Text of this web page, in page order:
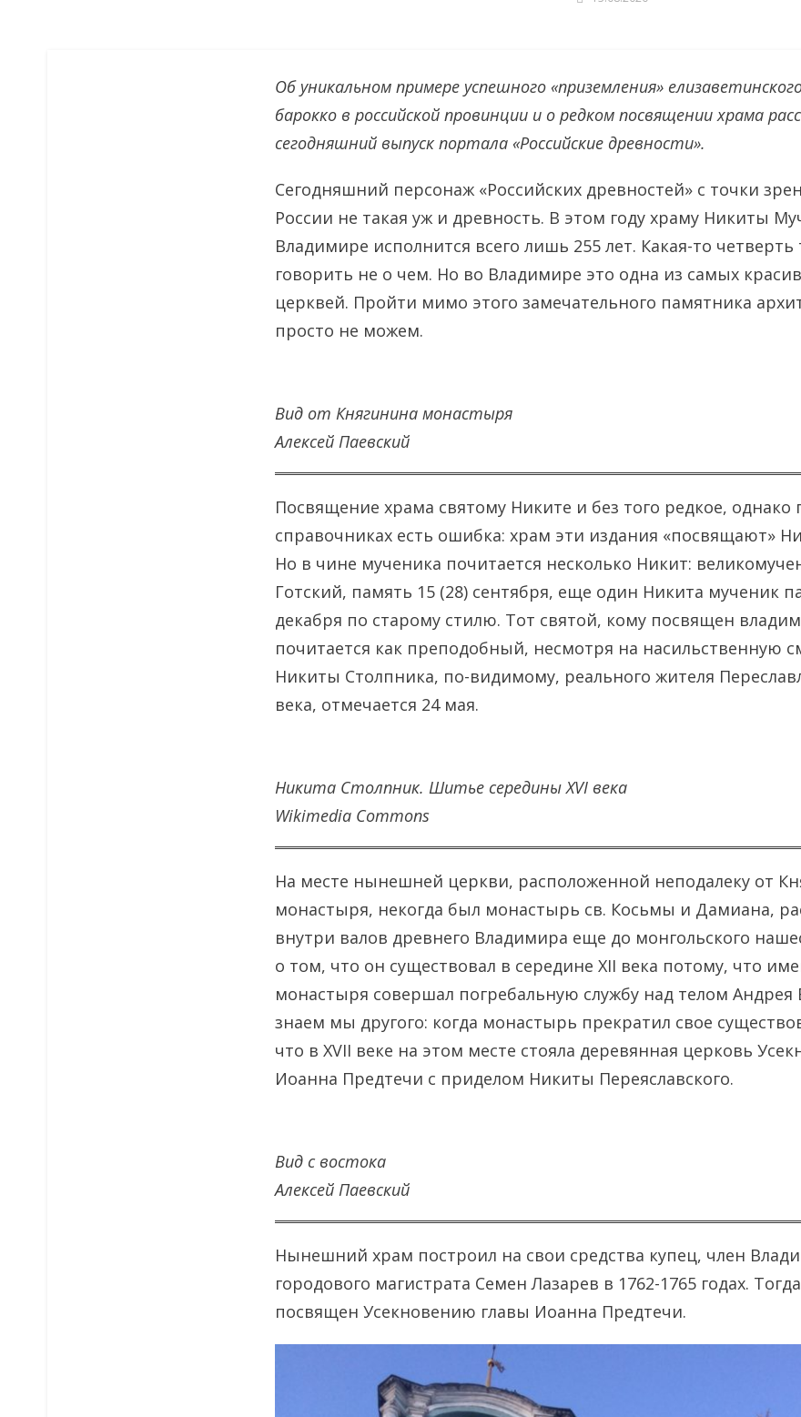
Об уникальном примере успешного «приземления»
барокко в российской провинции и о редком посвящении храма
сегодняшний выпуск портала «Российские древности».
Сегодняшний персонаж «Российских древностей» с точки
России не такая уж и древность. В этом году храму Никиты
Владимире исполнится всего лишь 255 лет. Какая-то четверть
говорить не о чем. Но во Владимире это одна из самых
церквей. Пройти мимо этого замечательного памятника
просто не можем.
Вид от Княгинина монастыря
Алексей Паевский
Посвящение храма святому Никите и без того редкое, однако
справочниках есть ошибка: храм эти издания «посвящают»
Но в чине мученика почитается несколько Никит:
Готский, память 15 (28) сентября, еще один Никита мученик
декабря по старому стилю. Тот святой, кому посвящен
почитается как преподобный, несмотря на насильственную
Никиты Столпника, по-видимому, реального жителя
века, отмечается 24 мая.
Никита Столпник. Шитье середины XVI века
Wikimedia Commons
На месте нынешней церкви, расположенной неподалеку от
монастыря, некогда был монастырь св. Косьмы и Дамиана,
внутри валов древнего Владимира еще до монгольского
о том, что он существовал в середине XII века потому, что
монастыря совершал погребальную службу над телом Андрея
знаем мы другого: когда монастырь прекратил свое
что в XVII веке на этом месте стояла деревянная церковь
Иоанна Предтечи с приделом Никиты Переяславского.
Вид с востока
Алексей Паевский
Нынешний храм построил на свои средства купец, член
городового магистрата Семен Лазарев в 1762-1765 годах.
посвящен Усекновению главы Иоанна Предтечи.